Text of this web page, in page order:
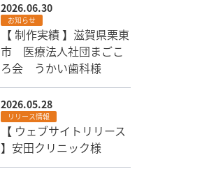
2026.06.30
お知らせ
【 制作実績 】滋賀県栗東
市 医療法人社団まごこ
ろ会 うかい歯科様
2026.05.28
リリース情報
【 ウェブサイトリリース
】安田クリニック様